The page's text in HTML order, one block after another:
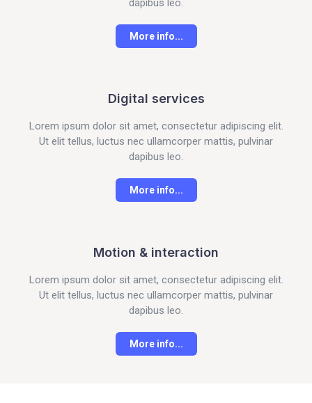
dapibus leo.
More info...
Digital services
Lorem ipsum dolor sit amet, consectetur adipiscing elit.
Ut elit tellus, luctus nec ullamcorper mattis, pulvinar
dapibus leo.
More info...
Motion & interaction
Lorem ipsum dolor sit amet, consectetur adipiscing elit.
Ut elit tellus, luctus nec ullamcorper mattis, pulvinar
dapibus leo.
More info...